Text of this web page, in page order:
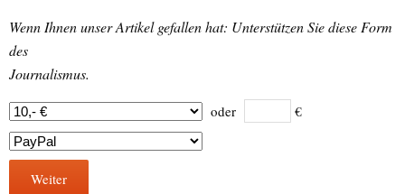
Wenn Ihnen unser Artikel gefallen hat: Unterstützen Sie diese Form
des
Journalismus.
oder €
Weiter